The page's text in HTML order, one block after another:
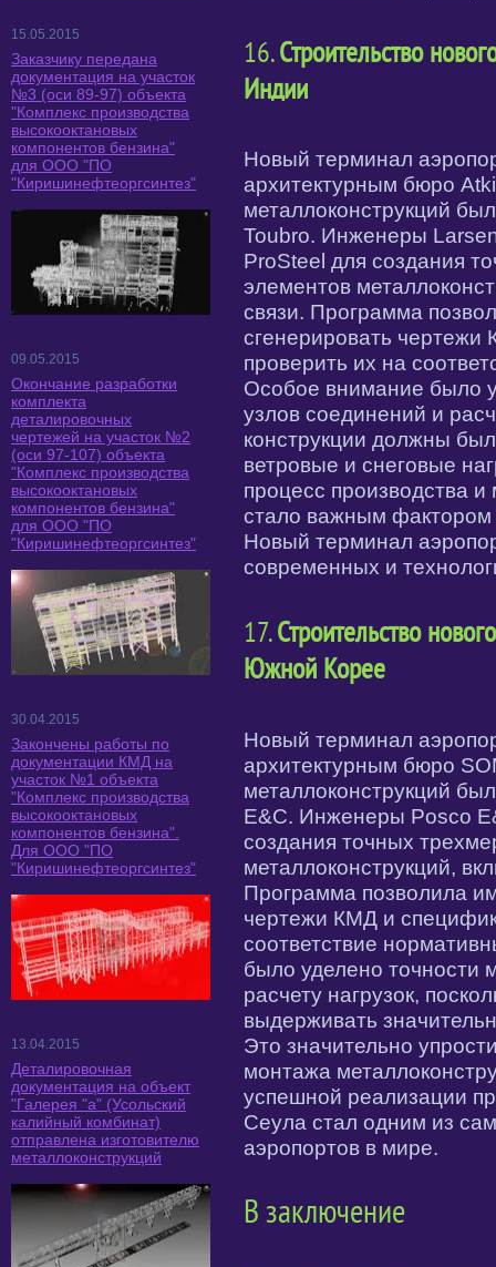
16.Строительство
Индии
Новый терминал
архитектурным бюро
металлоконструкций
Toubro. Инженеры
ProSteel для создания
элементов
связи. Программа
сгенерировать
проверить их на
Особое внимание было
узлов соединений и
конструкции должны
ветровые и снеговые
процесс производства
стало важным фактором
Новый терминал
современных и
17.Строительство
Южной Корее
Новый терминал
архитектурным бюро
металлоконструкций
E&C. Инженеры Posco
создания точных
металлоконструкций,
Программа позволила
чертежи КМД и
соответствие
было уделено точности
расчету нагрузок,
выдерживать
Это значительно
монтажа
успешной реализации
Сеула стал одним из
аэропортов в мире.
В заключение
15.05.2015
Заказчику передана
документация на участок
№3 (оси 89-97) объекта
"Комплекс производства
высокооктановых
компонентов бензина"
для ООО "ПО
"Киришинефтеоргсинтез"
09.05.2015
Окончание разработки
комплекта
деталировочных
чертежей на участок №2
(оси 97-107) объекта
"Комплекс производства
высокооктановых
компонентов бензина"
для ООО "ПО
"Киришинефтеоргсинтез"
30.04.2015
Закончены работы по
документации КМД на
участок №1 объекта
"Комплекс производства
высокооктановых
компонентов бензина".
Для ООО "ПО
"Киришинефтеоргсинтез"
13.04.2015
Деталировочная
документация на объект
"Галерея "а" (Усольский
калийный комбинат)
отправлена изготовителю
металлоконструкций